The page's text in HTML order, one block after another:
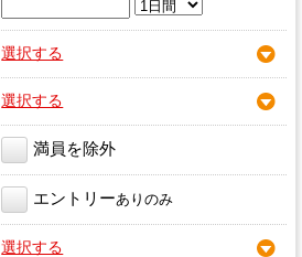
選択する
選択する
満員を除外
エントリーありのみ
選択する